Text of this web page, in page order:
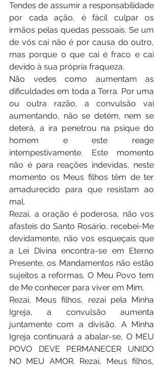
Tendes de assumir a responsabilidade
por cada ação, é fácil culpar os
irmãos pelas quedas pessoais. Se um
de vós cai não é por causa do outro,
mas porque o que cai é fraco e cai
devido à sua própria fraqueza.
Não vedes como aumentam as
dificuldades em toda a Terra. Por uma
ou outra razão, a convulsão vai
aumentando, não se detém, nem se
deterá, a ira penetrou na psique do
homem e este reage
intempestivamente. Este momento
não é para reações indevidas, neste
momento os Meus filhos têm de ter
amadurecido para que resistam ao
mal.
Rezai, a oração é poderosa, não vos
afasteis do Santo Rosário, recebei-Me
devidamente, não vos esqueçais que
a Lei Divina encontra-se em Eterno
Presente, os Mandamentos não estão
sujeitos a reformas. O Meu Povo tem
de Me conhecer para viver em Mim.
Rezai, Meus filhos, rezai pela Minha
Igreja, a convulsão aumenta
juntamente com a divisão. A Minha
Igreja continuará a abalar-se, O MEU
POVO DEVE PERMANECER UNIDO
NO MEU AMOR. Rezai, Meus filhos,